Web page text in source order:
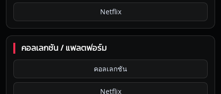
Netflix
คอลเลกชัน / แพลตฟอร์ม
คอลเลกชัน
Netflix